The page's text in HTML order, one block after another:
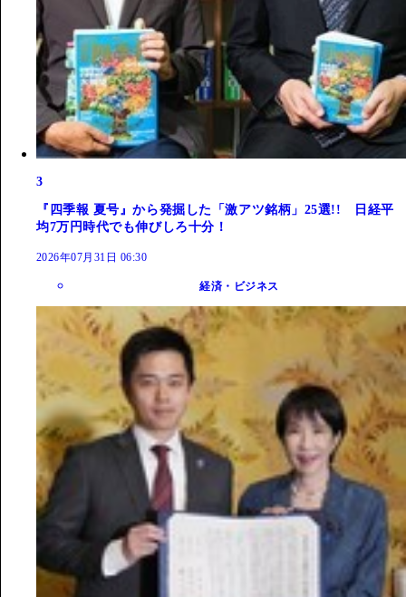
3
『四季報 夏号』から発掘した「激アツ銘柄」25選!! 日経平
均7万円時代でも伸びしろ十分！
2026年07月31日 06:30
経済・ビジネス